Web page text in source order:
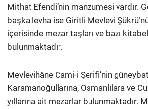
Mithat Efendi’nin manzumesi vardır.
başka levha ise Giritli Mevlevi
içerisinde mezar taşları ve bazı
bulunmaktadır.
Mevlevihâne Cami-i Şerifi’nin
Karamanoğullarına, Osmanlılara ve
yıllarına ait mezarlar bulunmaktadır.